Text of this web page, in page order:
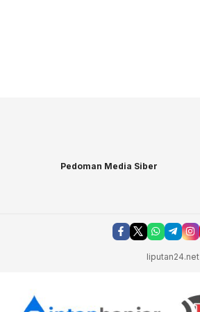
Pedoman Media Siber
liputan24.net